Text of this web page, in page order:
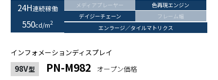
24H連続稼働
550cd/m2
メディアプレーヤー
色再現エンジン
デイジーチェーン
フレーム幅
エンラージ／タイルマトリクス
インフォメーションディスプレイ
98V型 PN-M982 オープン価格